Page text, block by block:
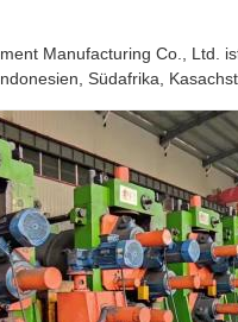
Manufacturing Co., Ltd.
Südafrika,